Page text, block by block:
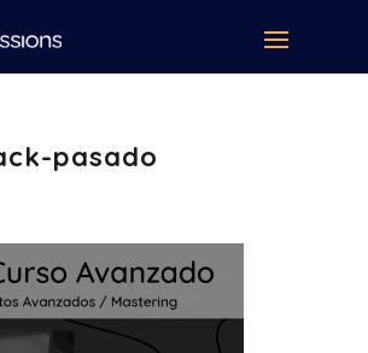
pasado